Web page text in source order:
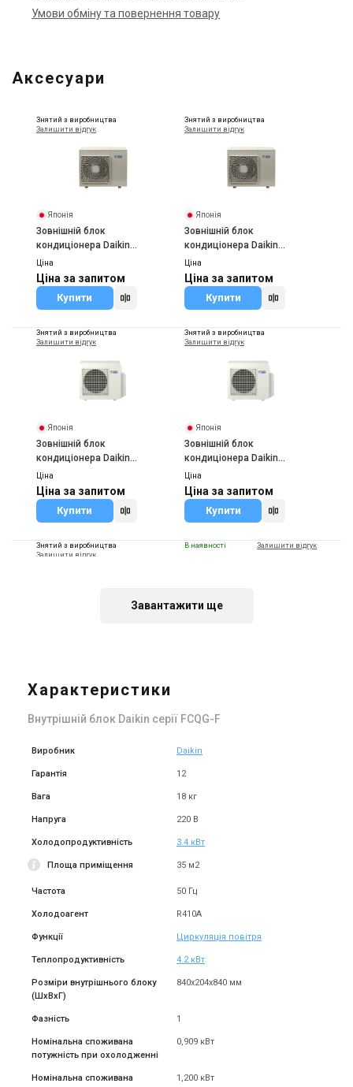
Умови обміну та повернення товару
Аксесуари
Знятий з виробництва
Залишити відгук
Японія
Зовнішній блок
кондиціонера Daikin
5MXS90E
Ціна
Ціна за запитом
Купити
Знятий з виробництва
Залишити відгук
Японія
Зовнішній блок
кондиціонера Daikin
4MXS80E
Ціна
Ціна за запитом
Купити
Знятий з виробництва
Залишити відгук
Японія
Зовнішній блок
кондиціонера Daikin
4MXS68F
Ціна
Ціна за запитом
Купити
Знятий з виробництва
Залишити відгук
Японія
Зовнішній блок
кондиціонера Daikin
3MXS68G
Ціна
Ціна за запитом
Купити
Знятий з виробництва
Залишити відгук
3MXS52E
Ціна
Купити
В наявності Залишити відгук
Купити
Завантажити ще
Характеристики
Внутрішній блок Daikin серії FCQG-F
Виробник Daikin
Гарантія 12
Вага 18 кг
Напруга 220 В
Холодопродуктивність 3.4 кВт
Площа приміщення 35 м2
Частота 50 Гц
Холодоагент R410A
Функції Циркуляція повітря
Теплопродуктивність 4.2 кВт
Розміри внутрішнього блоку
(ШxВxГ)
840x204x840 мм
Фазність 1
Номінальна споживана
потужність при охолодженні
0,909 кВт
Номінальна споживана
1,200 кВт